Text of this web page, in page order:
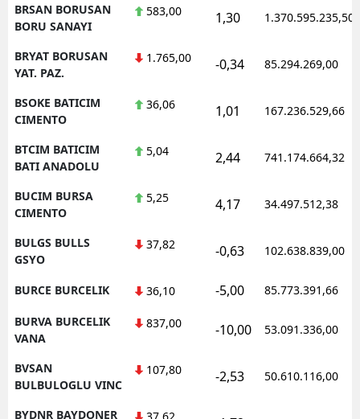
BRSAN BORUSAN
BORU SANAYI
583,00 1,30 1.370.595.235,50
BRYAT BORUSAN
YAT. PAZ.
1.765,00 -0,34 85.294.269,00
BSOKE BATICIM
CIMENTO
36,06 1,01 167.236.529,66
BTCIM BATICIM
BATI ANADOLU
5,04 2,44 741.174.664,32
BUCIM BURSA
CIMENTO
5,25 4,17 34.497.512,38
BULGS BULLS
GSYO
37,82 -0,63 102.638.839,00
BURCE BURCELIK 36,10 -5,00 85.773.391,66
BURVA BURCELIK
VANA
837,00 -10,00 53.091.336,00
BVSAN
BULBULOGLU VINC
107,80 -2,53 50.610.116,00
BYDNR BAYDONER 37,62